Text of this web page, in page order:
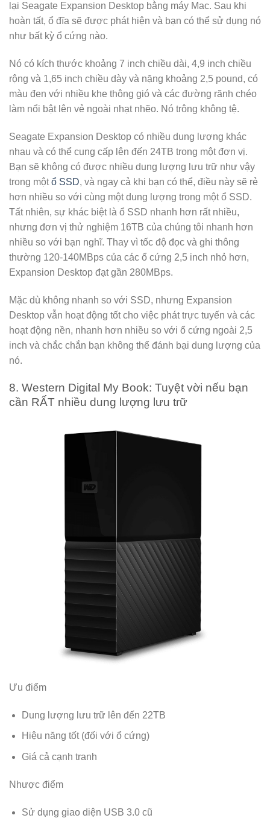
lại Seagate Expansion Desktop bằng máy Mac. Sau khi
hoàn tất, ổ đĩa sẽ được phát hiện và bạn có thể sử dụng nó
như bất kỳ ổ cứng nào.
Nó có kích thước khoảng 7 inch chiều dài, 4,9 inch chiều
rộng và 1,65 inch chiều dày và nặng khoảng 2,5 pound, có
màu đen với nhiều khe thông gió và các đường rãnh chéo
làm nổi bật lên vẻ ngoài nhạt nhẽo. Nó trông không tệ.
Seagate Expansion Desktop có nhiều dung lượng khác
nhau và có thể cung cấp lên đến 24TB trong một đơn vị.
Bạn sẽ không có được nhiều dung lượng lưu trữ như vậy
trong mộtổ SSD, và ngay cả khi bạn có thể, điều này sẽ rẻ
hơn nhiều so với cùng một dung lượng trong một ổ SSD.
Tất nhiên, sự khác biệt là ổ SSD nhanh hơn rất nhiều,
nhưng đơn vị thử nghiệm 16TB của chúng tôi nhanh hơn
nhiều so với bạn nghĩ. Thay vì tốc độ đọc và ghi thông
thường 120-140MBps của các ổ cứng 2,5 inch nhỏ hơn,
Expansion Desktop đạt gần 280MBps.
Mặc dù không nhanh so với SSD, nhưng Expansion
Desktop vẫn hoạt động tốt cho việc phát trực tuyến và các
hoạt động nền, nhanh hơn nhiều so với ổ cứng ngoài 2,5
inch và chắc chắn bạn không thể đánh bại dung lượng của
nó.
8. Western Digital My Book: Tuyệt vời nếu bạn
cần RẤT nhiều dung lượng lưu trữ
Ưu điểm
Dung lượng lưu trữ lên đến 22TB
Hiệu năng tốt (đối với ổ cứng)
Giá cả cạnh tranh
Nhược điểm
Sử dụng giao diện USB 3.0 cũ